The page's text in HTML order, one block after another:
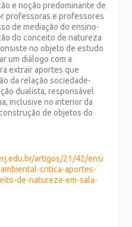
e noção predominante de
professoras e professores
de mediação do ensino-
do conceito de natureza
no objeto de estudo
um diálogo com a
extrair aportes que
da relação sociedade-
dualista, responsável
inclusive no interior da
de objetos do
artigos/21/42/ensi
critica-aportes-
de-natureza-em-sala-